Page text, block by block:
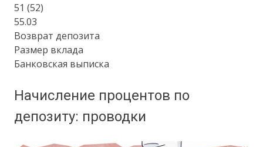
51 (52)
55.03
Возврат депозита
Размер вклада
Банковская выписка
Начисление процентов по
депозиту: проводки